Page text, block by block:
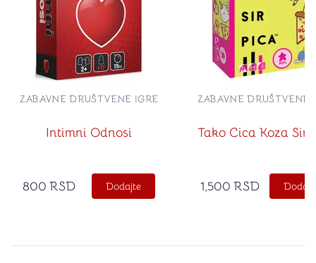
Intimni Odnosi
ZABAVNE DRUŠTVENE IGRE
800 RSD Dodajte
Tako Cica Koza Sir
ZABAVNE DRUŠTVENE
1,500 RSD